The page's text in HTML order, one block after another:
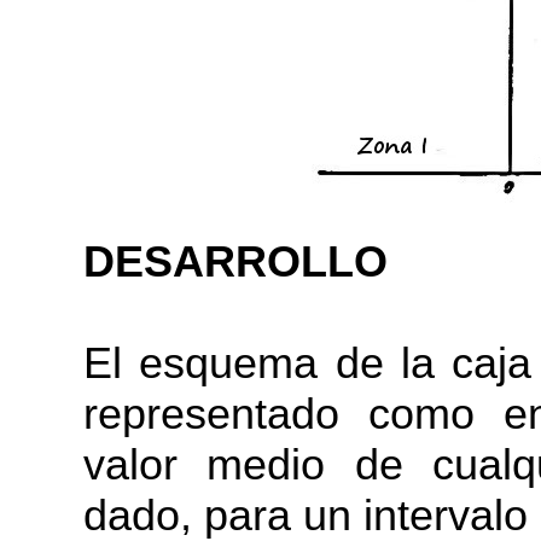
DESARROLLO
El esquema de la
representado como
valor medio de
dado, para un intervalo